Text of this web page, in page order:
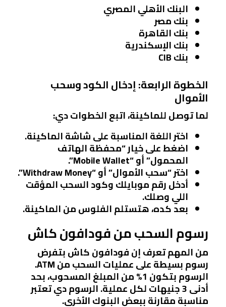
البنك الأهلي المصري
بنك مصر
بنك القاهرة
بنك الإسكندرية
بنك CIB
الخطوة الرابعة: إدخال الكود وسحب
الأموال
لما توصل للماكينة، اتبع الخطوات دي:
اختر اللغة المناسبة على شاشة الماكينة.
اضغط على خيار “محفظة الهاتف
المحمول” أو “Mobile Wallet”.
اختر “سحب الأموال” أو “Withdraw Money”.
أدخل رقم موبايلك وكود السحب المؤقت
اللي وصلك.
بعد كده، هتستلم الفلوس من الماكينة.
رسوم السحب من فودافون كاش
من المهم تعرف إن فودافون كاش بتفرض
رسوم بسيطة على عمليات السحب من ATM.
الرسوم بتكون 1% من المبلغ المسحوب، بحد
أدنى 3 جنيهات لكل عملية. الرسوم دي تعتبر
مناسبة مقارنة ببعض البنوك الأخرى.